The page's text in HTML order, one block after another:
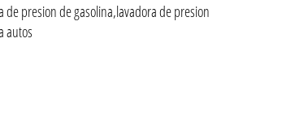
presion de gasolina,lavadora de presion
autos